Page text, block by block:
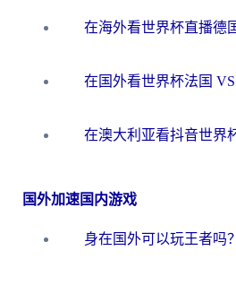
国外加速国内游戏